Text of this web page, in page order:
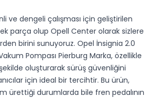
ve dengeli çalışması için geliştirilen
parça olup Opell Center olarak sizlere
birini sunuyoruz. Opel İnsignia 2.0
Pompası Pierburg Marka, özellikle
oluşturarak sürüş güvenliğini
için ideal bir tercihtir. Bu ürün,
ürettiği durumlarda bile fren pedalının